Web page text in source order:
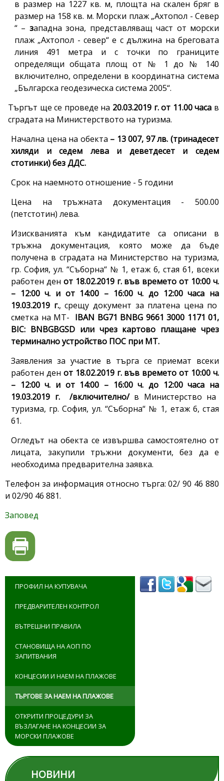
в размер на 1227 кв. м, площта на скален бряг в
размер на 158 кв. м. Морски плаж „Ахтопол - Север
“ – западна зона, представляващ част от морски
плаж „Ахтопол - север“ е с дължина на бреговата
линия 491 метра и с точки по границите
определящи общата площ от № 1 до № 140
включително, определени в координатна система
„Българска геодезическа система 2005“.
Търгът ще се проведе на 20.03.2019 г. от 11.00 часа в
сградата на Министерството на туризма.
Начална цена на обекта – 13 007, 97 лв. (тринадесет
хиляди и седем лева и деветдесет и седем
стотинки) без ДДС.
Срок на наемното отношение - 5 години
Цена на тръжната документация - 500.00
(петстотин) лева.
Изискванията към кандидатите са описани в
тръжна документация, която може да бъде
получена в сградата на Министерство на туризма,
гр. София, ул. “Съборна“ № 1, етаж 6, стая 61, всеки
работен ден от 18.02.2019 г. във времето от 10:00 ч.
– 12:00 ч. и от 14:00 – 16:00 ч. до 12:00 часа на
19.03.2019 г., срещу документ за платена цена по
сметка на МТ- IBAN BG71 BNBG 9661 3000 1171 01,
BIC: BNBGBGSD или чрез картово плащане чрез
терминално устройство ПОС при МТ.
Заявления за участие в търга се приемат всеки
работен ден от 18.02.2019 г. във времето от 10:00 ч.
– 12:00 ч. и от 14:00 – 16:00 ч. до 12:00 часа на
19.03.2019 г./включително/ в Министерство на
туризма, гр. София, ул. “Съборна“ № 1, етаж 6, стая
61.
Огледът на обекта се извършва самостоятелно от
лицата, закупили тръжни документи, без да е
необходима предварителна заявка.
Телефон за информация относно търга: 02/ 90 46 880
и 02/90 46 881.
Заповед
ПРОФИЛ НА КУПУВАЧА
ПРЕДВАРИТЕЛЕН КОНТРОЛ
ВЪТРЕШНИ ПРАВИЛА
СТАНОВИЩА НА АОП ПО
ЗАПИТВАНИЯ
КОНЦЕСИИ И НАЕМ НА ПЛАЖОВЕ
ТЪРГОВЕ ЗА НАЕМ НА ПЛАЖОВЕ
ОТКРИТИ ПРОЦЕДУРИ ЗА
ВЪЗЛАГАНЕ НА КОНЦЕСИИ ЗА
МОРСКИ ПЛАЖОВЕ
НОВИНИ